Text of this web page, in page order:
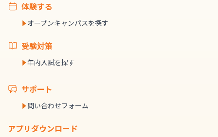
体験する
オープンキャンパスを探す
受験対策
年内入試を探す
サポート
問い合わせフォーム
アプリダウンロード